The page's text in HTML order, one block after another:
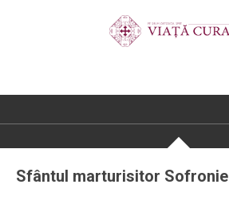
Pateric Atonit
Sfântul marturisitor Sofronie